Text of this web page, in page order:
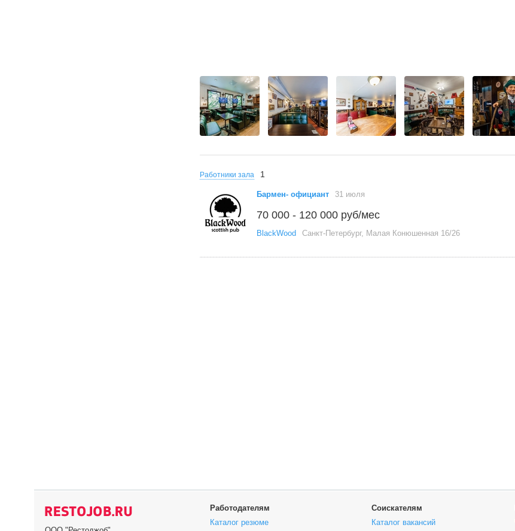
Работники зала 1
Бармен- официант 31 июля
70 000 - 120 000 руб/мес
BlackWood Санкт-Петербург, Малая Конюшенная 16/26
Работодателям
Каталог резюме
Соискателям
Каталог вакансий